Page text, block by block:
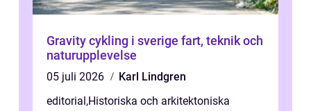
Gravity cykling i sverige fart, teknik och
naturupplevelse
05 juli 2026
Karl Lindgren
editorial ,Historiska och arkitektoniska